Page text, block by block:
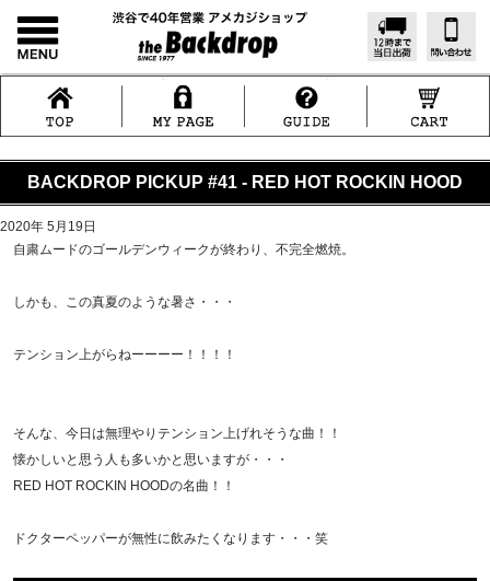
BACKDROP PICKUP #41 - RED HOT ROCKIN HOOD
2020年 5月19日
自粛ムードのゴールデンウィークが終わり、不完全燃焼。
しかも、この真夏のような暑さ・・・
テンション上がらねーーーー！！！！
そんな、今日は無理やりテンション上げれそうな曲！！
懐かしいと思う人も多いかと思いますが・・・
RED HOT ROCKIN HOODの名曲！！
ドクターペッパーが無性に飲みたくなります・・・笑